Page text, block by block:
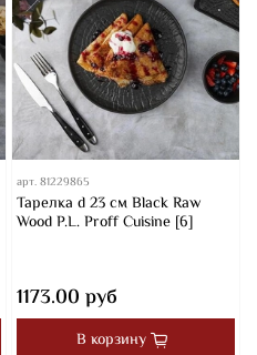
арт.81229865
Тарелка d 23 см Black Raw
Wood P.L. Proff Cuisine [6]
1173.00 руб
В корзину